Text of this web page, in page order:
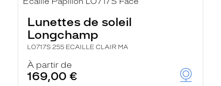
Lunettes de soleil
Longchamp
LO717S 255 ECAILLE CLAIR MA
À partir de
169,00 €